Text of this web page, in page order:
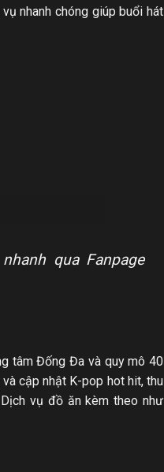
nhanh chóng giúp buổi hát
qua Fanpage
tâm Đống Đa và quy mô 40
cập nhật K-pop hot hit, thu
vụ đồ ăn kèm theo như